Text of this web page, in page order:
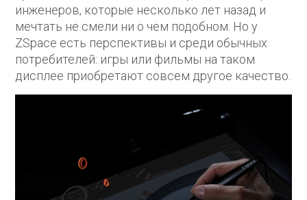
инженеров, которые несколько лет назад и
мечтать не смели ни о чем подобном. Но у
ZSpace есть перспективы и среди обычных
потребителей: игры или фильмы на таком
дисплее приобретают совсем другое качество.